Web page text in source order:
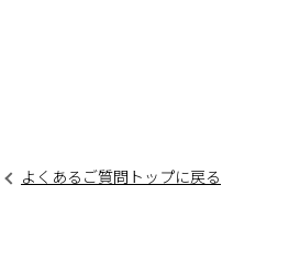
よくあるご質問トップに戻る